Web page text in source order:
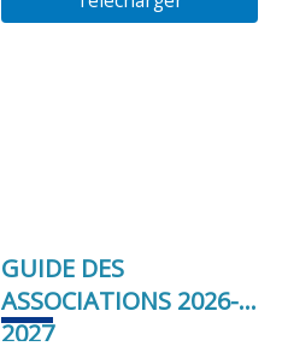
GUIDE DES
ASSOCIATIONS 2026-
2027